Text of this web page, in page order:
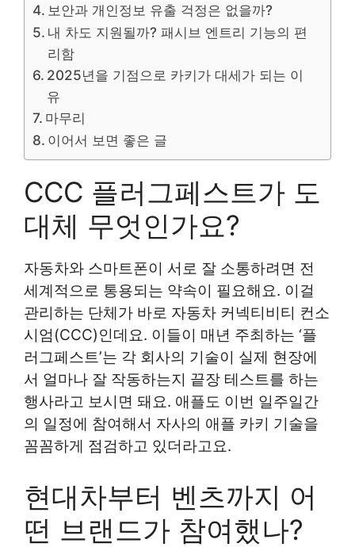
보안과 개인정보 유출 걱정은 없을까?
내 차도 지원될까? 패시브 엔트리 기능의 편
리함
2025년을 기점으로 카키가 대세가 되는 이
유
마무리
이어서 보면 좋은 글
CCC 플러그페스트가 도
대체 무엇인가요?
자동차와 스마트폰이 서로 잘 소통하려면 전
세계적으로 통용되는 약속이 필요해요. 이걸
관리하는 단체가 바로 자동차 커넥티비티 컨소
시엄(CCC)인데요. 이들이 매년 주최하는 ‘플
러그페스트’는 각 회사의 기술이 실제 현장에
서 얼마나 잘 작동하는지 끝장 테스트를 하는
행사라고 보시면 돼요. 애플도 이번 일주일간
의 일정에 참여해서 자사의 애플 카키 기술을
꼼꼼하게 점검하고 있더라고요.
현대차부터 벤츠까지 어
떤 브랜드가 참여했나?